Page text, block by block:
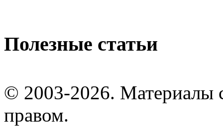
Полезные статьи
© 2003-2026. Материалы
правом.